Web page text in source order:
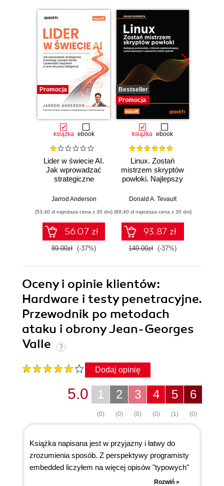
Promocja
książka ebook
Lider w świecie AI.
Jak wprowadzać
strategiczne
biznes i
zespołowi w erze
sztucznej
inteligencji
Jarrod Anderson
(53,40 zł najniższa cena z 30 dni)
56.07 zł
89.00zł (-37%)
Bestseller
Promocja
książka ebook
Linux. Zostań
mistrzem skryptów
powłoki. Najlepszy
którym
zautomatyzujesz i
usprawnisz każde
zadanie
Donald A. Tevault
(89,40 zł najniższa cena z 30 dni)
93.87 zł
149.00zł (-37%)
Oceny i opinie klientów:
Hardware i testy penetracyjne.
Przewodnik po metodach
ataku i obrony Jean-Georges
Valle
Dodaj opinię
6
(0)
5
(1)
4
(0)
3
(0)
2
(0)
1
(0)
5.0
Książka napisana jest w przyjazny i łatwy do
zrozumienia sposób. Z perspektywy programisty
embedded liczyłem na więcej opisów "typowych"
metod ataków. Ogólny przegląd technik na
Rozwiń »